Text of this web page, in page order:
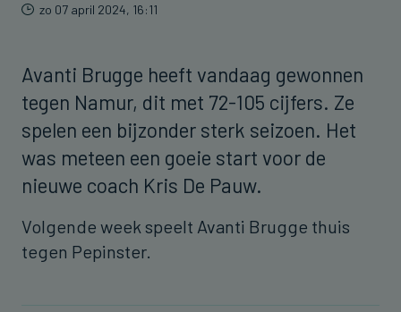
zo 07 april 2024, 16:11
Avanti Brugge heeft vandaag gewonnen
tegen Namur, dit met 72-105 cijfers. Ze
spelen een bijzonder sterk seizoen. Het
was meteen een goeie start voor de
nieuwe coach Kris De Pauw.
Volgende week speelt Avanti Brugge thuis
tegen Pepinster.